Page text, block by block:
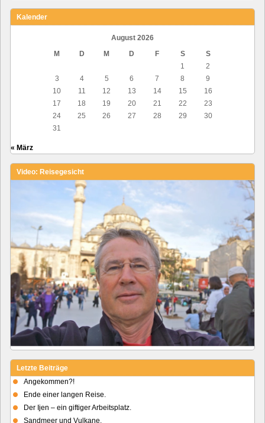
Kalender
August 2026
M
D M D F S
S
1
2
3
4 5 6 7 8
9
10
11 12 13 14 15
16
17
18 19 20 21 22
23
24
25 26 27 28 29
30
31
« März
Video: Reisegesicht
Letzte Beiträge
Angekommen?!
Ende einer langen Reise.
Der Ijen – ein giftiger Arbeitsplatz.
Sandmeer und Vulkane.